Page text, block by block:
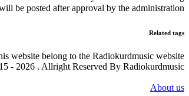
be posted after approval by the administration
Related tags
website belong to the Radiokurdmusic website
- 2026 . Allright Reserved By Radiokurdmusic
About us